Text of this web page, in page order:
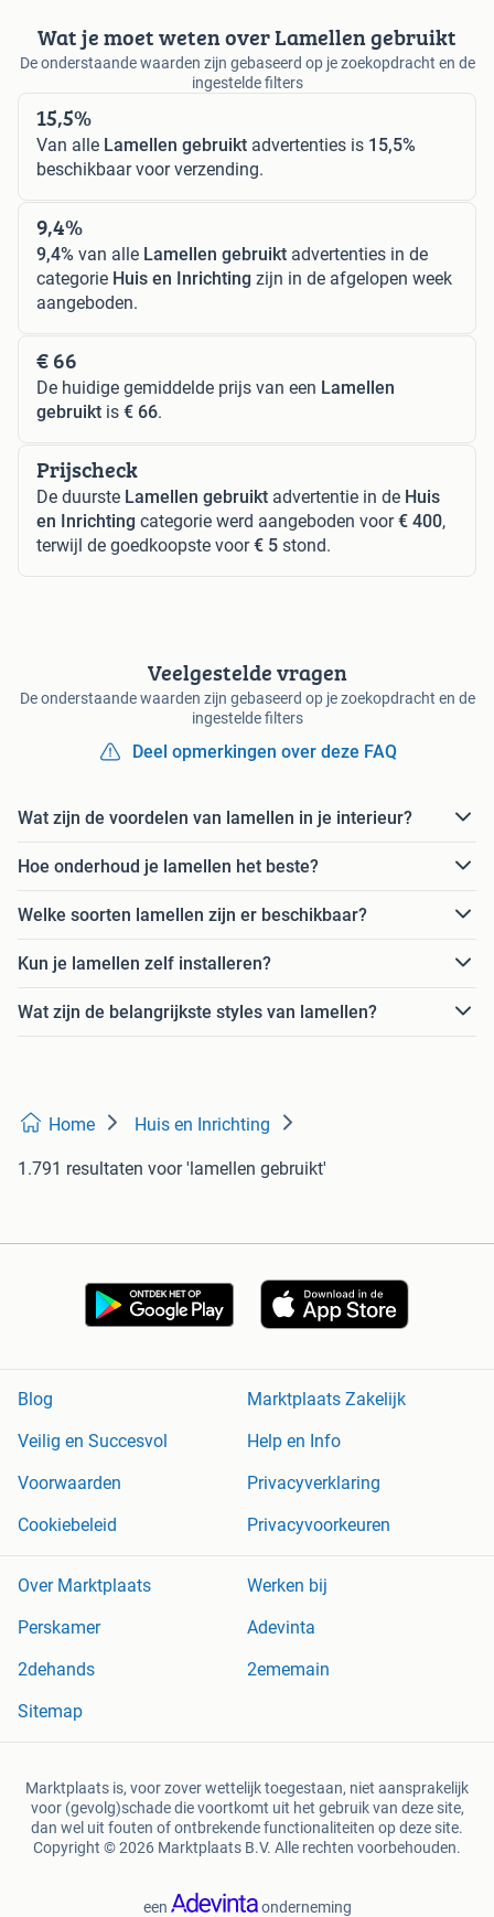
Wat je moet weten over Lamellen gebruikt
De onderstaande waarden zijn gebaseerd op je zoekopdracht en de
ingestelde filters
15,5%
Van alle Lamellen gebruikt advertenties is 15,5%
beschikbaar voor verzending.
9,4%
9,4% van alle Lamellen gebruikt advertenties in de
categorie Huis en Inrichting zijn in de afgelopen week
aangeboden.
€ 66
De huidige gemiddelde prijs van een Lamellen
gebruikt is € 66.
Prijscheck
De duurste Lamellen gebruikt advertentie in de Huis
en Inrichting categorie werd aangeboden voor€ 400,
terwijl de goedkoopste voor€ 5 stond.
Veelgestelde vragen
De onderstaande waarden zijn gebaseerd op je zoekopdracht en de
ingestelde filters
Deel opmerkingen over deze FAQ
Wat zijn de voordelen van lamellen in je interieur?
Hoe onderhoud je lamellen het beste?
Welke soorten lamellen zijn er beschikbaar?
Kun je lamellen zelf installeren?
Wat zijn de belangrijkste styles van lamellen?
Home Huis en Inrichting
1.791 resultaten voor 'lamellen gebruikt'
Blog
Marktplaats Zakelijk
Veilig en Succesvol
Help en Info
Voorwaarden
Privacyverklaring
Cookiebeleid
Privacyvoorkeuren
Over Marktplaats
Werken bij
Perskamer
Adevinta
2dehands
2ememain
Sitemap
Marktplaats is, voor zover wettelijk toegestaan, niet aansprakelijk
voor (gevolg)schade die voortkomt uit het gebruik van deze site,
dan wel uit fouten of ontbrekende functionaliteiten op deze site.
Copyright © 2026 Marktplaats B.V. Alle rechten voorbehouden.
een onderneming